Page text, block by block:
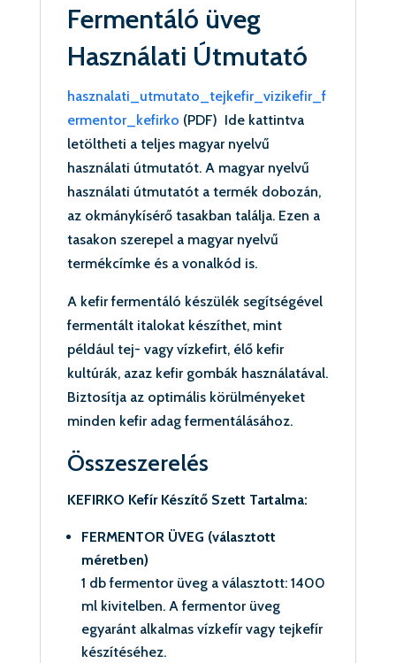
Fermentáló üveg
Használati Útmutató
hasznalati_utmutato_tejkefir_vizikefir_f
ermentor_kefirko (PDF) Ide kattintva
letöltheti a teljes magyar nyelvű
használati útmutatót. A magyar nyelvű
használati útmutatót a termék dobozán,
az okmánykísérő tasakban találja. Ezen a
tasakon szerepel a magyar nyelvű
termékcímke és a vonalkód is.
A kefir fermentáló készülék segítségével
fermentált italokat készíthet, mint
például tej- vagy vízkefirt, élő kefir
kultúrák, azaz kefir gombák használatával.
Biztosítja az optimális körülményeket
minden kefir adag fermentálásához.
Összeszerelés
KEFIRKO Kefír Készítő Szett Tartalma:
FERMENTOR ÜVEG (választott
méretben)
1 db fermentor üveg a választott: 1400
ml kivitelben. A fermentor üveg
egyaránt alkalmas vízkefír vagy tejkefír
készítéséhez.